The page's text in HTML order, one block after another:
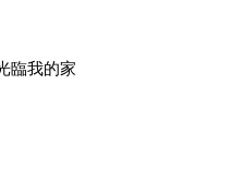
臨我的家